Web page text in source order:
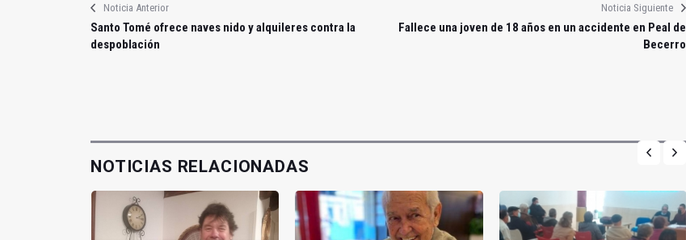
Noticia Anterior
Santo Tomé ofrece naves nido y alquileres contra la
despoblación
Noticia Siguiente
Fallece una joven de 18 años en un accidente en Peal de
Becerro
NOTICIAS RELACIONADAS